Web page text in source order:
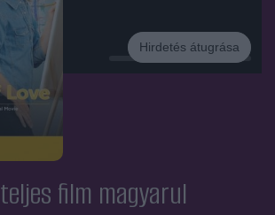
Hirdetés átugrása
teljes film magyarul